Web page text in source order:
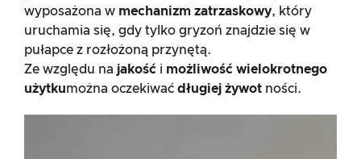
wyposażona w mechanizm zatrzaskowy, który
uruchamia się, gdy tylko gryzoń znajdzie się w
pułapce z rozłożoną przynętą.
Ze względu na jakość i możliwość wielokrotnego
użytkumożna oczekiwać długiej żywot ności.